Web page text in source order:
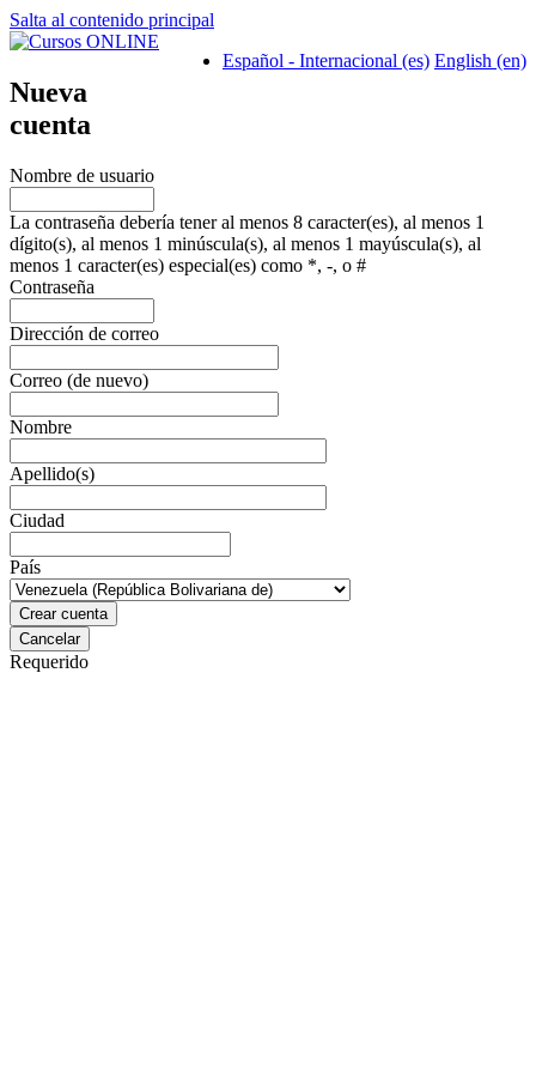
Salta al contenido principal
Español - Internacional ‎(es)‎ English ‎(en)‎
Nueva
cuenta
Nombre de usuario
La contraseña debería tener al menos 8 caracter(es), al menos 1
dígito(s), al menos 1 minúscula(s), al menos 1 mayúscula(s), al
menos 1 caracter(es) especial(es) como *, -, o #
Contraseña
Dirección de correo
Correo (de nuevo)
Nombre
Apellido(s)
Ciudad
País
Requerido